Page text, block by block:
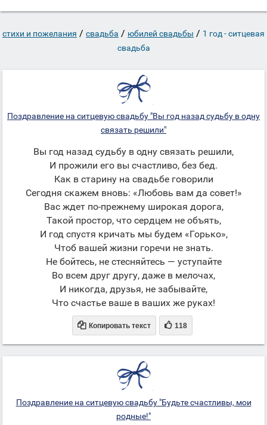
стихи и пожелания / свадьба / юбилей свадьбы / 1 год - ситцевая
свадьба
Поздравление на ситцевую свадьбу "Вы год назад судьбу в одну
связать решили"
Вы год назад судьбу в одну связать решили,
И прожили его вы счастливо, без бед.
Как в старину на свадьбе говорили
Сегодня скажем вновь: «Любовь вам да совет!»
Вас ждет по-прежнему широкая дорога,
Такой простор, что сердцем не объять,
И год спустя кричать мы будем «Горько»,
Чтоб вашей жизни горечи не знать.
Не бойтесь, не стесняйтесь — уступайте
Во всем друг другу, даже в мелочах,
И никогда, друзья, не забывайте,
Что счастье ваше в ваших же руках!
 Копировать текст  118
Поздравление на ситцевую свадьбу "Будьте счастливы, мои
родные!"